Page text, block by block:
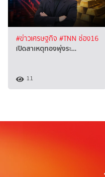
#ข่าวเศรษฐกิจ #TNN ช่อง16
เปิดสาเหตุทองพุ่งระ…
11